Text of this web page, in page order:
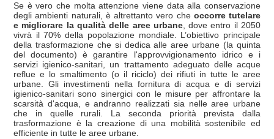
Se è vero che molta attenzione viene data alla conservazione
degli ambienti naturali, è altrettanto vero che occorre tutelare
e migliorare la qualità delle aree urbane, dove entro il 2050
vivrà il 70% della popolazione mondiale. L’obiettivo principale
della trasformazione che si dedica alle aree urbane (la quinta
del documento) è garantire l'approvvigionamento idrico e i
servizi igienico-sanitari, un trattamento adeguato delle acque
reflue e lo smaltimento (o il riciclo) dei rifiuti in tutte le aree
urbane. Gli investimenti nella fornitura di acqua e di servizi
igienico-sanitari sono sinergici con le misure per affrontare la
scarsità d'acqua, e andranno realizzati sia nelle aree urbane
che in quelle rurali. La seconda priorità prevista dalla
trasformazione è la creazione di una mobilità sostenibile ed
efficiente in tutte le aree urbane.